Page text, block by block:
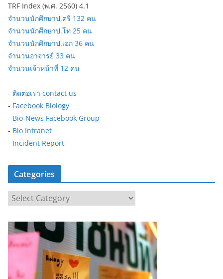
TRF Index (พ.ศ. 2560) 4.1
จำนวนนักศึกษาป.ตรี 132 คน
จำนวนนักศึกษาป.โท 25 คน
จำนวนนักศึกษาป.เอก 36 คน
จำนวนอาจารย์ 33 คน
จำนวนเจ้าหน้าที่ 12 คน
- ติดต่อเรา contact us
- Facebook Biology
- Bio-News Facebook Group
- Bio Intranet
- Incident Report
Categories
a
t
e
g